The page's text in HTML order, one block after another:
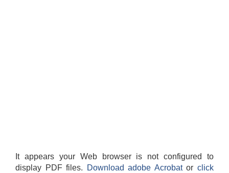
It appears your Web browser is not configured to
display PDF files.
Download adobe Acrobatorclick